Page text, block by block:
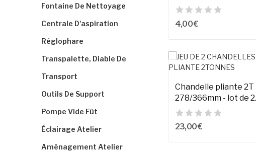
Fontaine De Nettoyage
Centrale D'aspiration
Réglophare
Transpalette, Diable De
Transport
Outils De Support
Pompe Vide Fût
Éclairage Atelier
Aménagement Atelier
MEMORY SAVER
4,00 €
Chandelle pliante 2T
278/366mm - lot de 2
pcs
23,00 €